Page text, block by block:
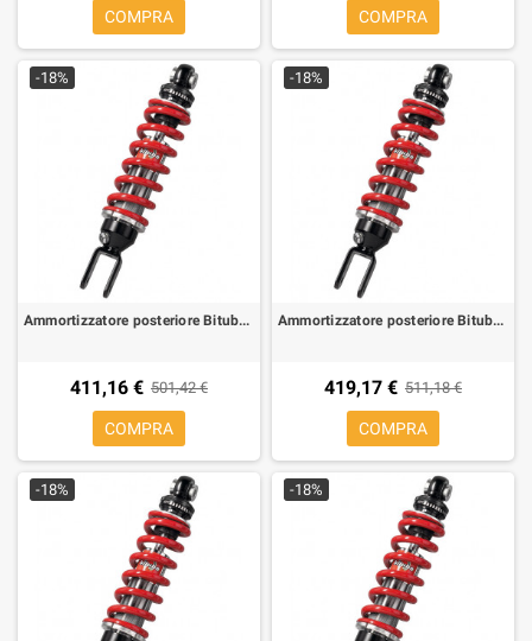
COMPRA COMPRA
-18%
Ammortizzatore posteriore Bitubo WZE01 per Aprilia Area 51
411,16 € 501,42 €
COMPRA
-18%
Ammortizzatore posteriore Bitubo WZE01 per Aprilia Moto 6.5, RS 50 99-05, Tuono 50
419,17 € 511,18 €
COMPRA
-18% -18%